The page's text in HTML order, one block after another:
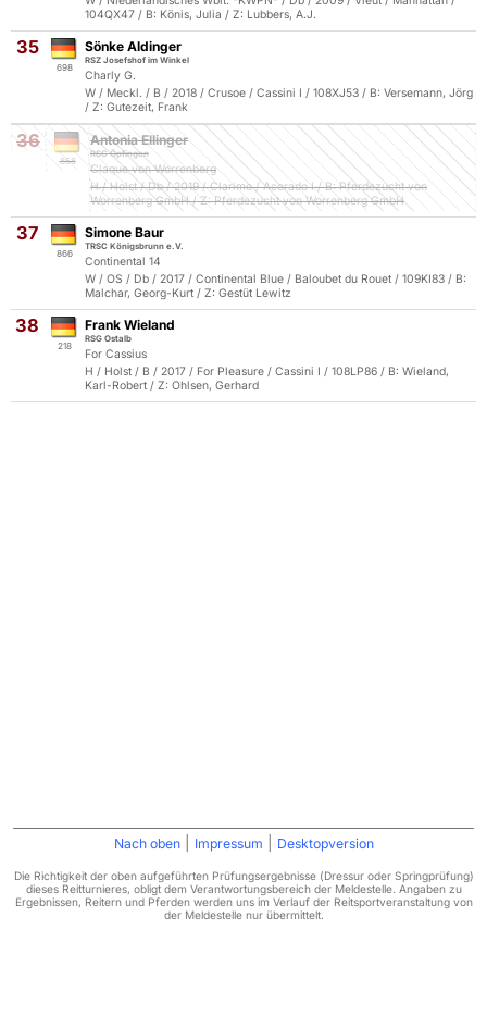
104QX47 / B: Könis, Julia / Z: Lubbers, A.J.
35
698
Sönke Aldinger
RSZ Josefshof im Winkel
Charly G.
W / Meckl. / B / 2018 / Crusoe / Cassini I / 108XJ53 / B: Versemann, Jörg
/ Z: Gutezeit, Frank
36
858
Antonia Ellinger
RSG Öpfingen
Claque von Worrenberg
H / Holst / Db / 2019 / Clarimo / Acorado I / B: Pferdezucht von
Worrenberg GmbH / Z: Pferdezucht von Worrenberg GmbH
37
866
Simone Baur
TRSC Königsbrunn e.V.
Continental 14
W / OS / Db / 2017 / Continental Blue / Baloubet du Rouet / 109KI83 / B:
Malchar, Georg-Kurt / Z: Gestüt Lewitz
38
218
Frank Wieland
RSG Ostalb
For Cassius
H / Holst / B / 2017 / For Pleasure / Cassini I / 108LP86 / B: Wieland,
Karl-Robert / Z: Ohlsen, Gerhard
Nach oben Impressum Desktopversion
Die Richtigkeit der oben aufgeführten Prüfungsergebnisse (Dressur oder Springprüfung)
dieses Reitturnieres, obligt dem Verantwortungsbereich der Meldestelle. Angaben zu
Ergebnissen, Reitern und Pferden werden uns im Verlauf der Reitsportveranstaltung von
der Meldestelle nur übermittelt.